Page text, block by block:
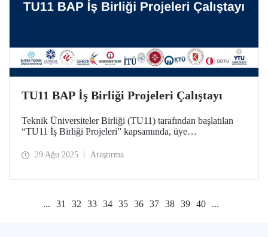
TU11 BAP İş Birliği Projeleri Çalıştayı
Teknik Üniversiteler Birliği (TU11) tarafından başlatılan
“TU11 İş Birliği Projeleri” kapsamında, üye
çalıştay, 10 Eylül 2025 tarihinde çevrim içi olarak
29 Ağu 2025 Araştırma
... 31 32 33 34 35 36 37 38 39 40 ...